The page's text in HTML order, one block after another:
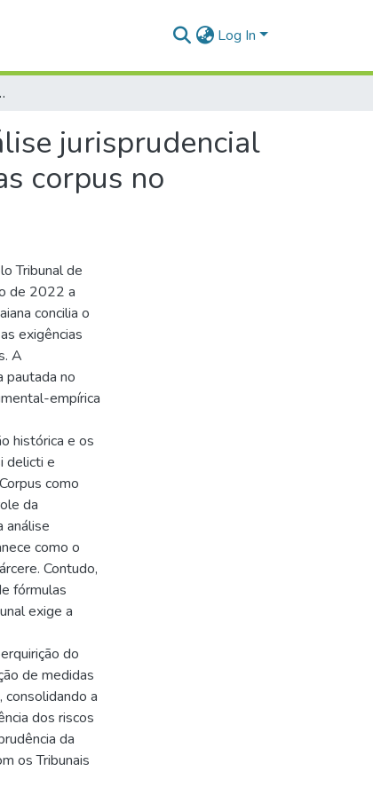
Log In
de habeas corpus no período de 2022 a 2025
jurisprudencial
corpus no
Tribunal de
de 2022 a
concilia o
exigências
A
pautada no
empírica
histórica e os
delicti e
como
da
análise
como o
Contudo,
fórmulas
exige a
do
de medidas
a
dos riscos
da
os Tribunais